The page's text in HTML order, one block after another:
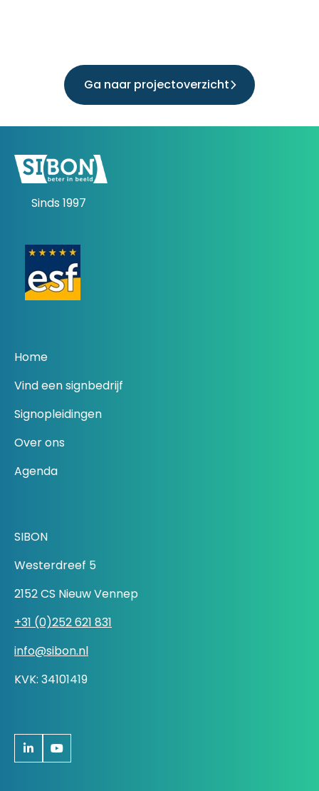
Ga naar projectoverzicht
Sinds 1997
Home
Vind een signbedrijf
Signopleidingen
Over ons
Agenda
SIBON
Westerdreef 5
2152 CS Nieuw Vennep
+31 (0)252 621 831
info@sibon.nl
KVK: 34101419